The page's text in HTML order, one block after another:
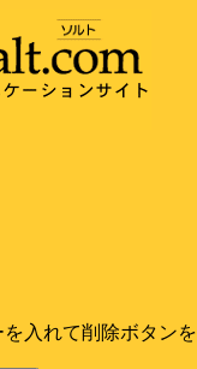
入れて削除ボタン